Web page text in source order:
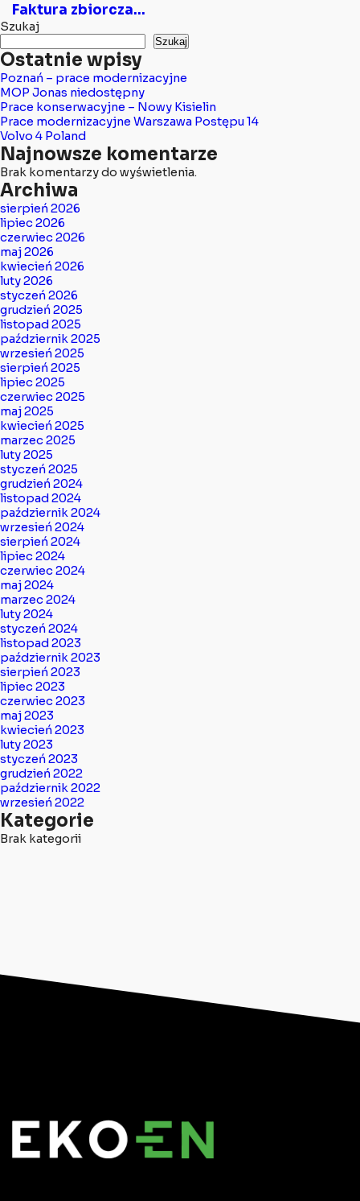
Faktura zbiorcza...
Szukaj
Szukaj
Ostatnie wpisy
Poznań – prace modernizacyjne
MOP Jonas niedostępny
Prace konserwacyjne – Nowy Kisielin
Prace modernizacyjne Warszawa Postępu 14
Volvo 4 Poland
Najnowsze komentarze
Brak komentarzy do wyświetlenia.
Archiwa
sierpień 2026
lipiec 2026
czerwiec 2026
maj 2026
kwiecień 2026
luty 2026
styczeń 2026
grudzień 2025
listopad 2025
październik 2025
wrzesień 2025
sierpień 2025
lipiec 2025
czerwiec 2025
maj 2025
kwiecień 2025
marzec 2025
luty 2025
styczeń 2025
grudzień 2024
listopad 2024
październik 2024
wrzesień 2024
sierpień 2024
lipiec 2024
czerwiec 2024
maj 2024
marzec 2024
luty 2024
styczeń 2024
listopad 2023
październik 2023
sierpień 2023
lipiec 2023
czerwiec 2023
maj 2023
kwiecień 2023
luty 2023
styczeń 2023
grudzień 2022
październik 2022
wrzesień 2022
Kategorie
Brak kategorii